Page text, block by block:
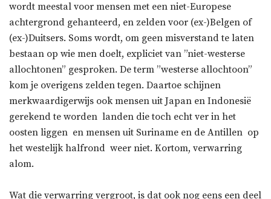
wordt meestal voor mensen met een niet-Europese
achtergrond gehanteerd, en zelden voor (ex-)Belgen of
(ex-)Duitsers. Soms wordt, om geen misverstand te laten
bestaan op wie men doelt, expliciet van ”niet-westerse
allochtonen” gesproken. De term ”westerse allochtoon”
kom je overigens zelden tegen. Daartoe schijnen
merkwaardigerwijs ook mensen uit Japan en Indonesië
gerekend te worden  landen die toch echt ver in het
oosten liggen  en mensen uit Suriname en de Antillen  op
het westelijk halfrond  weer niet. Kortom, verwarring
alom.
Wat die verwarring vergroot, is dat ook nog eens een deel